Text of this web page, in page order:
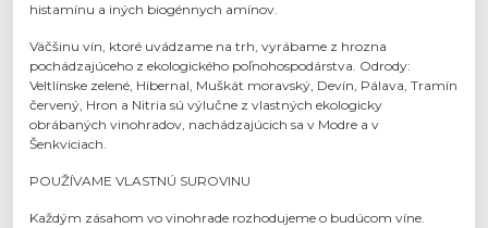
histamínu a iných biogénnych amínov.
Väčšinu vín, ktoré uvádzame na trh, vyrábame z hrozna
pochádzajúceho z ekologického poľnohospodárstva. Odrody:
Veltlínske zelené, Hibernal, Muškát moravský, Devín, Pálava, Tramín
červený, Hron a Nitria sú výlučne z vlastných ekologicky
obrábaných vinohradov, nachádzajúcich sa v Modre a v
Šenkviciach.
POUŽÍVAME VLASTNÚ SUROVINU
Každým zásahom vo vinohrade rozhodujeme o budúcom víne.